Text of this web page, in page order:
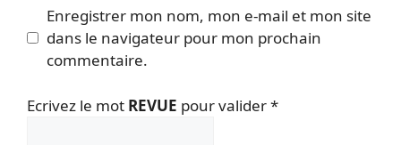
Enregistrer mon nom, mon e-mail et mon site
dans le navigateur pour mon prochain
commentaire.
Ecrivez le mot REVUE pour valider*